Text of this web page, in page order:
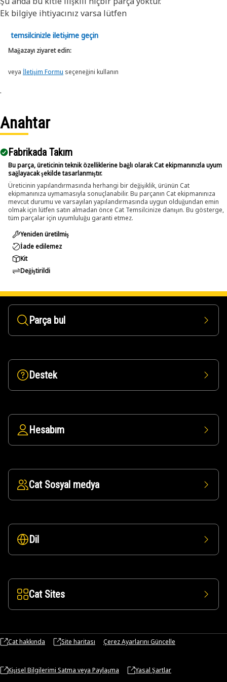
Ek bilgiye ihtiyacınız varsa lütfen
temsilcinizle iletişime geçin
Mağazayı ziyaret edin:
veya İletişim Formu seçeneğini kullanın
.
Anahtar
Fabrikada Takım
Bu parça, üreticinin teknik özelliklerine bağlı olarak Cat ekipmanınızla uyum
sağlayacak şekilde tasarlanmıştır.
Üreticinin yapılandırmasında herhangi bir değişiklik, ürünün Cat
ekipmanınıza uymamasıyla sonuçlanabilir. Bu parçanın Cat ekipmanınıza
mevcut durumu ve varsayılan yapılandırmasında uygun olduğundan emin
olmak için lütfen satın almadan önce Cat Temsilcinize danışın. Bu gösterge,
tüm parçalar için uyumluluğu garanti etmez.
Yeniden üretilmiş
İade edilemez
Kit
Değiştirildi
Parça bul
Destek
Hesabım
Cat Sosyal medya
Dil
Cat Sites
Cat hakkında Site haritası Çerez Ayarlarını Güncelle
Kişisel Bilgilerimi Satma veya Paylaşma Yasal Şartlar